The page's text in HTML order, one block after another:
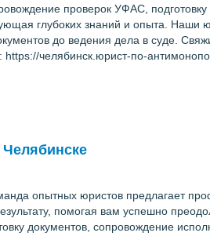
проверок УФАС,
глубоких знаний и опыта. Наши
до ведения дела в суде.
челябинск.юрист-по-
Челябинске
опытных юристов предлагает
помогая вам успешно
документов, сопровождение